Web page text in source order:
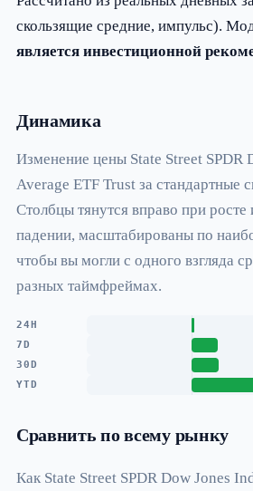
Динамика
Изменение цены State Street SPDR
Average ETF Trust за стандартные
Столбцы тянутся вправо при росте
падении, масштабированы по
чтобы вы могли с одного взгляда
разных таймфреймах.
24H
7D
30D
YTD
скользящие средние, импульс).
является инвестиционной
Сравнить по всему рынку
Как State Street SPDR Dow Jones